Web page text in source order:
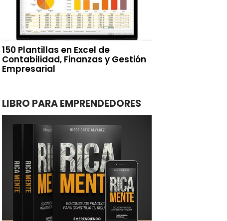
150 Plantillas en Excel de
Contabilidad, Finanzas y Gestión
Empresarial
LIBRO PARA EMPRENDEDORES